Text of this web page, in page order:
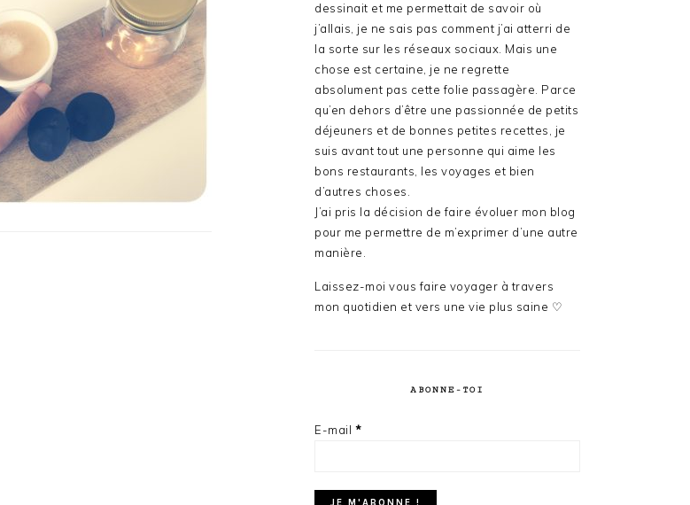
dessinait et me permettait de savoir où
j’allais, je ne sais pas comment j’ai atterri de
la sorte sur les réseaux sociaux. Mais une
chose est certaine, je ne regrette
absolument pas cette folie passagère. Parce
qu’en dehors d’être une passionnée de petits
déjeuners et de bonnes petites recettes, je
suis avant tout une personne qui aime les
bons restaurants, les voyages et bien
d’autres choses.
J’ai pris la décision de faire évoluer mon blog
pour me permettre de m’exprimer d’une autre
manière.
Laissez-moi vous faire voyager à travers
mon quotidien et vers une vie plus saine ♡
ABONNE-TOI
E-mail *